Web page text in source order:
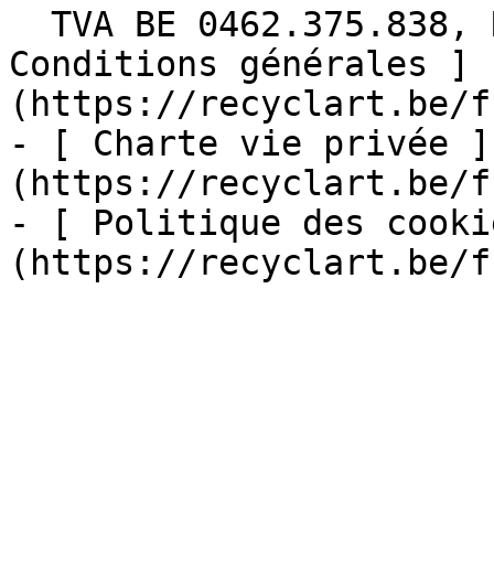
Conditions générales ]
(https://recyclart.be/
- [ Charte vie privée ]
(https://recyclart.be/
- [ Politique des